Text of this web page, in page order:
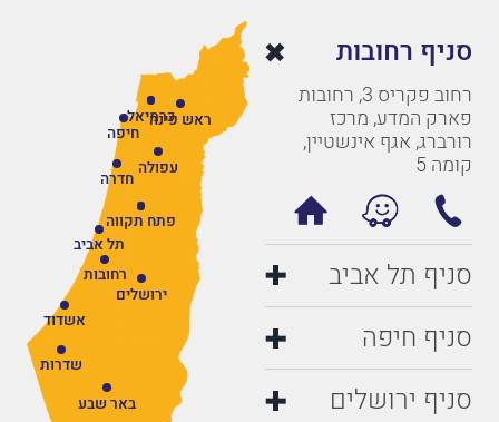
סניף רחובות
רחוב פקריס 3, רחובות
פארק המדע, מרכז
רורברג, אגף אינשטיין,
קומה 5
סניף תל אביב
סניף חיפה
סניף ירושלים
רחובות
תל אביב
חיפה
ירושלים
פתח תקווה
חדרה
באר שבע
אשדוד
שדרות
עפולה
ראש פינהכרמיאל